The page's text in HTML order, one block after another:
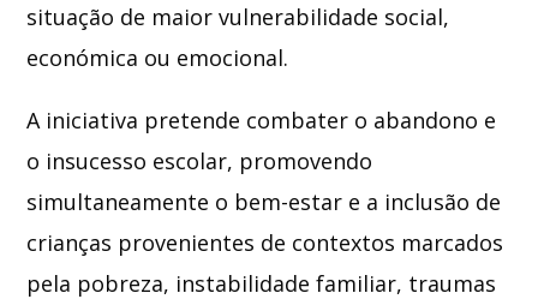
situação de maior vulnerabilidade social,
económica ou emocional.
A iniciativa pretende combater o abandono e
o insucesso escolar, promovendo
simultaneamente o bem-estar e a inclusão de
crianças provenientes de contextos marcados
pela pobreza, instabilidade familiar, traumas